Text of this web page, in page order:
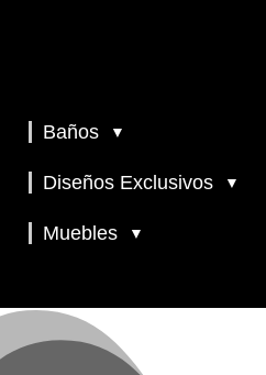
Baños ▼
Diseños Exclusivos ▼
Muebles ▼